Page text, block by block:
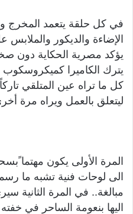
في كل حلقة يتعمد المخرج
الإضاءة والديكور والملابس
يؤكد مصرية الحكاية دون
يترك الكاميرا
كل ما تراه عين المتلقي
ليتعلق بالعمل ويراه مرة
المرة الأولى يكون مهتما
الى لوحات فنية تشبه ما
مبالغة.. في المرة الثانية
اليها بنعومة الساحر في